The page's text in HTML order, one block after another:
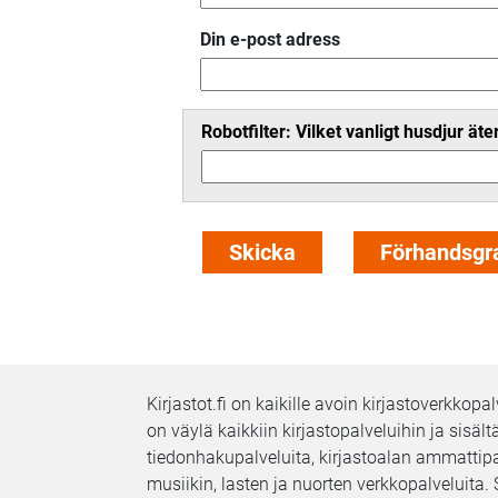
Din e-post adress
Robotfilter: Vilket vanligt husdjur
Kirjastot.fi on kaikille avoin
on väylä kaikkiin kirjastopalveluihin ja
tiedonhakupalveluita, kirjastoalan
musiikin, lasten ja nuorten